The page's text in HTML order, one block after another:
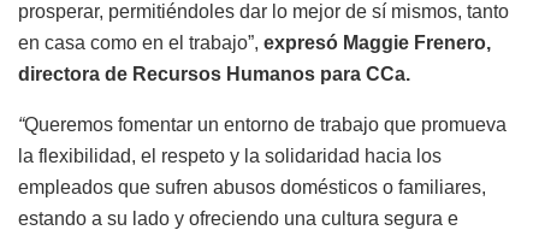
prosperar, permitiéndoles dar lo mejor de sí mismos, tanto
en casa como en el trabajo”, expresó Maggie Frenero,
directora de Recursos Humanos para CCa.
“Queremos fomentar un entorno de trabajo que promueva
la flexibilidad, el respeto y la solidaridad hacia los
empleados que sufren abusos domésticos o familiares,
estando a su lado y ofreciendo una cultura segura e